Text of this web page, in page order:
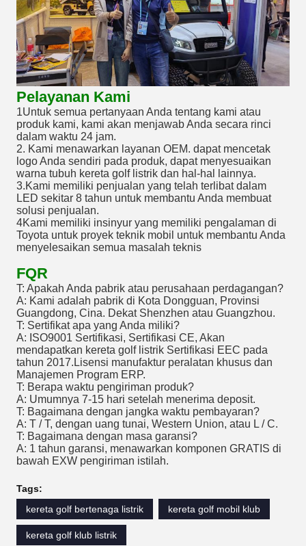
Pelayanan Kami
1Untuk semua pertanyaan Anda tentang kami atau
produk kami, kami akan menjawab Anda secara rinci
dalam waktu 24 jam.
2. Kami menawarkan layanan OEM. dapat mencetak
logo Anda sendiri pada produk, dapat menyesuaikan
warna tubuh kereta golf listrik dan hal-hal lainnya.
3.Kami memiliki penjualan yang telah terlibat dalam
LED sekitar 8 tahun untuk membantu Anda membuat
solusi penjualan.
4Kami memiliki insinyur yang memiliki pengalaman di
Toyota untuk proyek teknik mobil untuk membantu Anda
menyelesaikan semua masalah teknis
FQR
T: Apakah Anda pabrik atau perusahaan perdagangan?
A: Kami adalah pabrik di Kota Dongguan, Provinsi
Guangdong, Cina. Dekat Shenzhen atau Guangzhou.
T: Sertifikat apa yang Anda miliki?
A: ISO9001 Sertifikasi, Sertifikasi CE, Akan
mendapatkan kereta golf listrik Sertifikasi EEC pada
tahun 2017.Lisensi manufaktur peralatan khusus dan
Manajemen Program ERP.
T: Berapa waktu pengiriman produk?
A: Umumnya 7-15 hari setelah menerima deposit.
T: Bagaimana dengan jangka waktu pembayaran?
A: T / T, dengan uang tunai, Western Union, atau L / C.
T: Bagaimana dengan masa garansi?
A: 1 tahun garansi, menawarkan komponen GRATIS di
bawah EXW pengiriman istilah.
Tags:
kereta golf bertenaga listrik
kereta golf mobil klub
kereta golf klub listrik